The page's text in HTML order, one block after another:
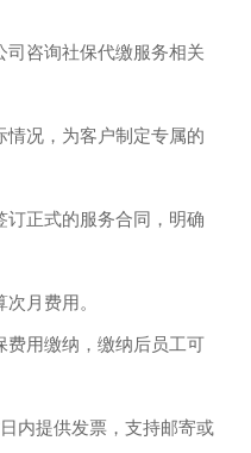
司咨询社保代缴服务相关
况，为客户制定专属的
正式的服务合同，明确
月费用。
费用缴纳，缴纳后员工可
内提供发票，支持邮寄或